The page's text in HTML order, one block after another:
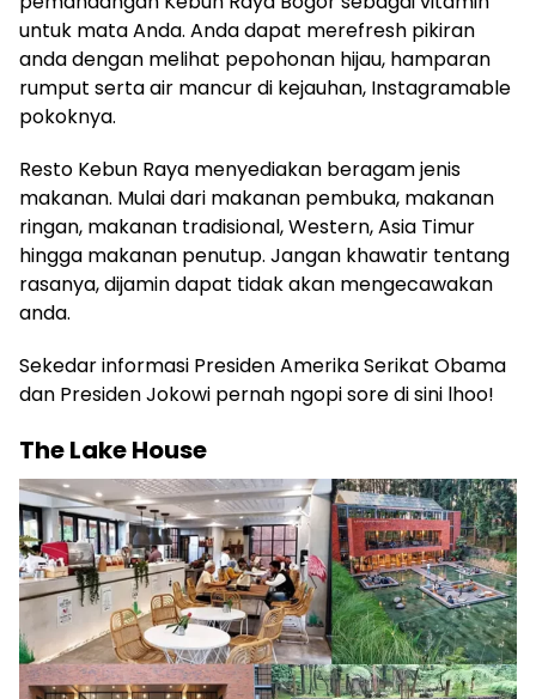
untuk mata Anda. Anda dapat merefresh pikiran
anda dengan melihat pepohonan hijau, hamparan
rumput serta air mancur di kejauhan, Instagramable
pokoknya.
Resto Kebun Raya menyediakan beragam jenis
makanan. Mulai dari makanan pembuka, makanan
ringan, makanan tradisional, Western, Asia Timur
hingga makanan penutup. Jangan khawatir tentang
rasanya, dijamin dapat tidak akan mengecawakan
anda.
Sekedar informasi Presiden Amerika Serikat Obama
dan Presiden Jokowi pernah ngopi sore di sini lhoo!
The Lake House